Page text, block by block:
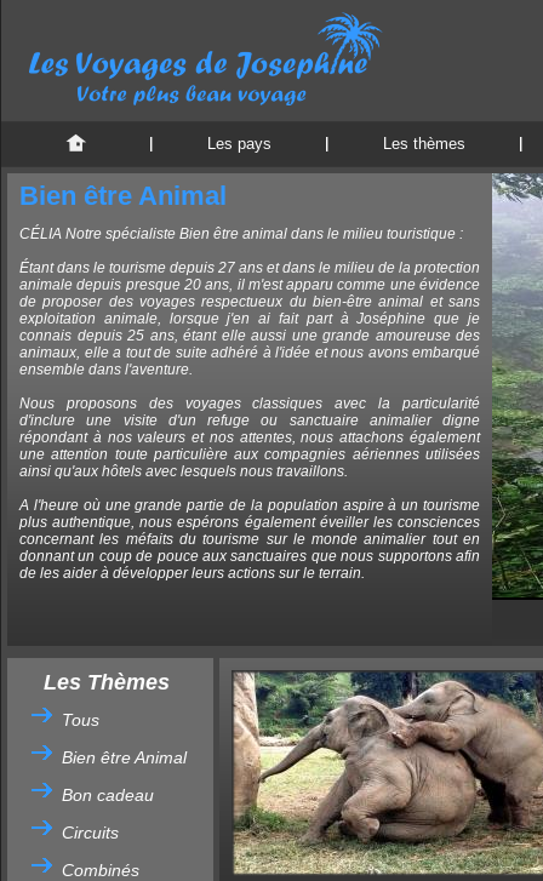
Les pays Les thèmes
Bien être Animal
CÉLIA Notre spécialiste Bien être animal dans le milieu touristique :
Étant dans le tourisme depuis 27 ans et dans le milieu de la protection
animale depuis presque 20 ans, il m'est apparu comme une évidence
de proposer des voyages respectueux du bien-être animal et sans
exploitation animale, lorsque j'en ai fait part à Joséphine que je
connais depuis 25 ans, étant elle aussi une grande amoureuse des
animaux, elle a tout de suite adhéré à l'idée et nous avons embarqué
ensemble dans l'aventure.
Nous proposons des voyages classiques avec la particularité
d'inclure une visite d'un refuge ou sanctuaire animalier digne
répondant à nos valeurs et nos attentes, nous attachons également
une attention toute particulière aux compagnies aériennes utilisées
ainsi qu'aux hôtels avec lesquels nous travaillons.
A l'heure où une grande partie de la population aspire à un tourisme
plus authentique, nous espérons également éveiller les consciences
concernant les méfaits du tourisme sur le monde animalier tout en
donnant un coup de pouce aux sanctuaires que nous supportons afin
de les aider à développer leurs actions sur le terrain.
Les Thèmes
Tous
Bien être Animal
Bon cadeau
Circuits
Combinés